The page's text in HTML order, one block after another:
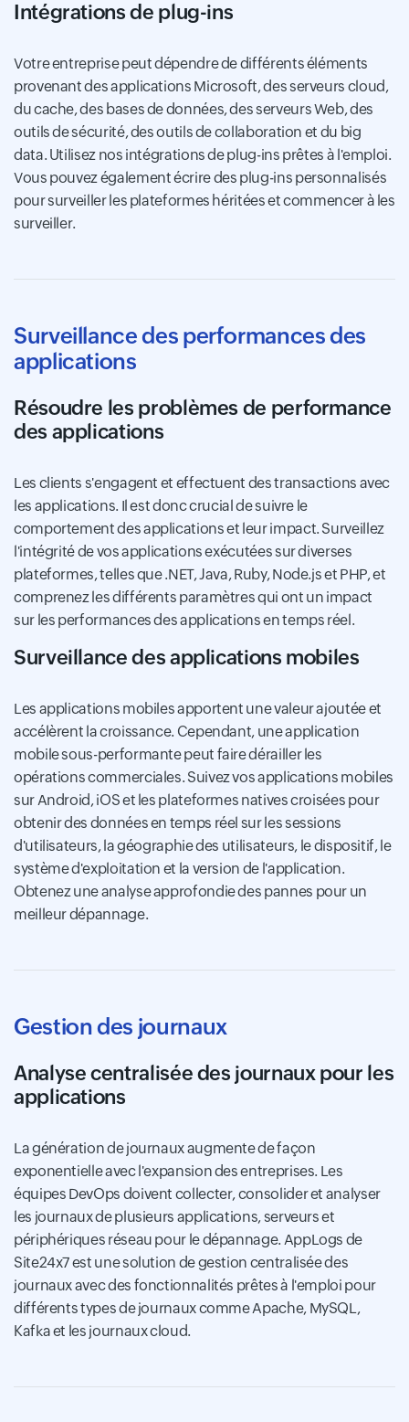
Intégrations de plug-ins
Votre entreprise peut dépendre de différents éléments
provenant des applications Microsoft, des serveurs cloud,
du cache, des bases de données, des serveurs Web, des
outils de sécurité, des outils de collaboration et du big
data. Utilisez nos intégrations de plug-ins prêtes à l'emploi.
Vous pouvez également écrire des plug-ins personnalisés
pour surveiller les plateformes héritées et commencer à les
surveiller.
Surveillance des performances des
applications
Résoudre les problèmes de performance
des applications
Les clients s'engagent et effectuent des transactions avec
les applications. Il est donc crucial de suivre le
comportement des applications et leur impact. Surveillez
l'intégrité de vos applications exécutées sur diverses
plateformes, telles que .NET, Java, Ruby, Node.js et PHP, et
comprenez les différents paramètres qui ont un impact
sur les performances des applications en temps réel.
Surveillance des applications mobiles
Les applications mobiles apportent une valeur ajoutée et
accélèrent la croissance. Cependant, une application
mobile sous-performante peut faire dérailler les
opérations commerciales. Suivez vos applications mobiles
sur Android, iOS et les plateformes natives croisées pour
obtenir des données en temps réel sur les sessions
d'utilisateurs, la géographie des utilisateurs, le dispositif, le
système d'exploitation et la version de l'application.
Obtenez une analyse approfondie des pannes pour un
meilleur dépannage.
Gestion des journaux
Analyse centralisée des journaux pour les
applications
La génération de journaux augmente de façon
exponentielle avec l'expansion des entreprises. Les
équipes DevOps doivent collecter, consolider et analyser
les journaux de plusieurs applications, serveurs et
périphériques réseau pour le dépannage. AppLogs de
Site24x7 est une solution de gestion centralisée des
journaux avec des fonctionnalités prêtes à l'emploi pour
différents types de journaux comme Apache, MySQL,
Kafka et les journaux cloud.